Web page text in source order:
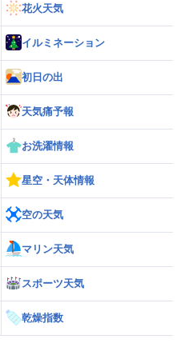
花火天気
イルミネーション
初日の出
天気痛予報
お洗濯情報
星空・天体情報
空の天気
マリン天気
スポーツ天気
乾燥指数